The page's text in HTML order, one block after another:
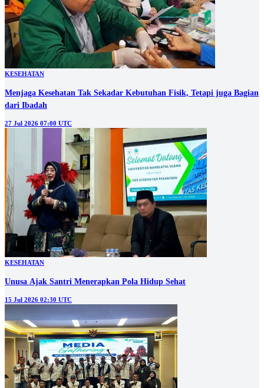
KESEHATAN
Menjaga Kesehatan Tak Sekadar Kebutuhan Fisik, Tetapi juga Bagian
dari Ibadah
27 Jul 2026 07:00 UTC
KESEHATAN
Unusa Ajak Santri Menerapkan Pola Hidup Sehat
15 Jul 2026 02:30 UTC